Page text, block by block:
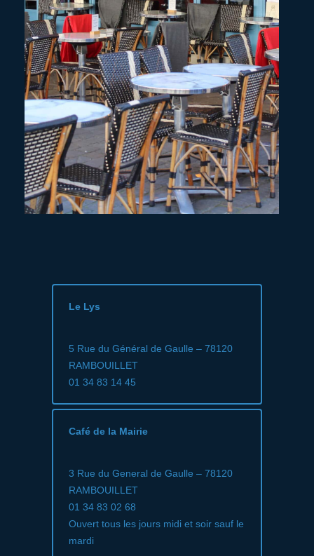
Le Lys
5 Rue du Général de Gaulle – 78120
RAMBOUILLET
01 34 83 14 45
Café de la Mairie
3 Rue du General de Gaulle – 78120
RAMBOUILLET
01 34 83 02 68
Ouvert tous les jours midi et soir sauf le
mardi